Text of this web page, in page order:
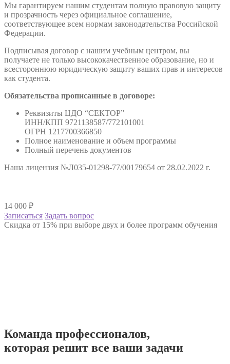
Мы гарантируем нашим студентам полную правовую защиту
и прозрачность через официальное соглашение,
соответствующее всем нормам законодательства Российской
Федерации.
Подписывая договор с нашим учебным центром, вы
получаете не только высококачественное образование, но и
всестороннюю юридическую защиту ваших прав и интересов
как студента.
Обязательства прописанные в договоре:
Реквизиты ЦДО “СЕКТОР”
ИНН/КПП 9721138587/772101001
ОГРН 1217700366850
Полное наименование и объем программы
Полный перечень документов
Наша лицензия №Л035-01298-77/00179654 от 28.02.2022 г.
14 000 ₽
Записаться Задать вопрос
Скидка от 15% при выборе двух и более программ обучения
Команда профессионалов,
которая решит все ваши задачи